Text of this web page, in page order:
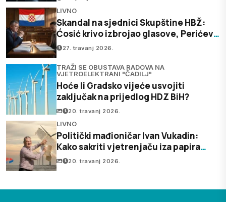
LIVNO
Skandal na sjednici Skupštine HBŽ:
Ćosić krivo izbrojao glasove, Perićev
zakon pao...
27. travanj 2026.
TRAŽI SE OBUSTAVA RADOVA NA
VJETROELEKTRANI "ČADILJ"
Hoće li Gradsko vijeće usvojiti
zaključak na prijedlog HDZ BiH?
20. travanj 2026.
LIVNO
Politički mađioničar Ivan Vukadin:
Kako sakriti vjetrenjaču iza papira
starog 16 godina?
20. travanj 2026.